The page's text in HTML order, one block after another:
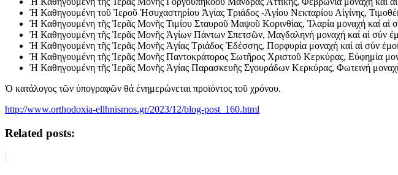
Ἡ Καθηγουμένη τοῦ Ἱεροῦ Ἡσυχαστηρίου Ἁγίας Τριάδος -Ἁγίου Νεκταρίου Αἰγίνης,
Ἡ Καθηγουμένη τῆς Ἱερᾶς Μονῆς Τιμίου Σταυροῦ Μαψοῦ Κορινθίας, Ἱλαρία μοναχή καί αἱ
Ἡ Καθηγουμένη τῆς Ἱερᾶς Μονῆς Ἁγίων Πάντων Σπετσῶν, Μαγδαληνή μοναχή καί αἱ σύν
Ἡ Καθηγουμένη τῆς Ἱερᾶς Μονῆς Ἁγίας Τριάδος Ἐδέσσης, Πορφυρία μοναχή καί αἱ σύν
Ἡ Καθηγουμένη τῆς Ἱερᾶς Μονῆς Παντοκράτορος Σωτῆρος Χριστοῦ Κερκύρας, Εὐφημία
Ἡ Καθηγουμένη τῆς Ἱερᾶς Μονῆς Ἁγίας Παρασκευῆς Σγουράδων Κερκύρας, Φωτεινή
Ὁ κατάλογος τῶν ὑπογραφῶν θά ἐνημερώνεται προϊόντος τοῦ χρόνου.
http://www.orthodoxia-ellhnismos.gr/2023/12/blog-post_160.html
Related posts: